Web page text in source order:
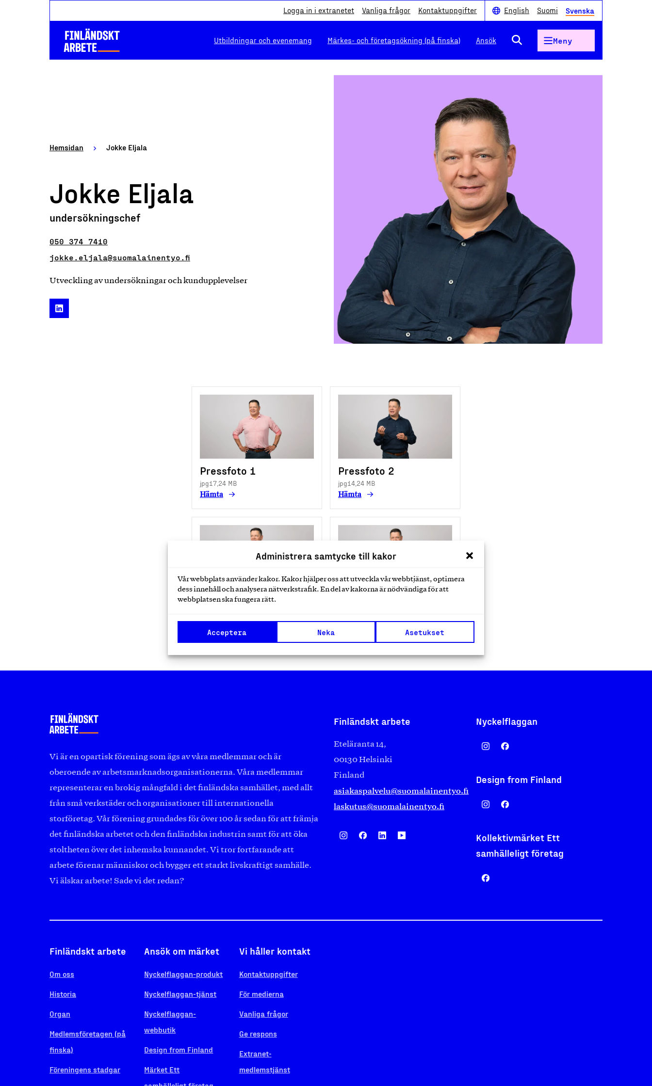
Administrera samtycke till kakor
Vår webbplats använder kakor. Kakor hjälper oss att utveckla vår webbtjänst, optimera
dess innehåll och analysera nätverkstrafik. En del av kakorna är nödvändiga för att
webbplatsen ska fungera rätt.
Acceptera Neka Asetukset
Logga in i extranetet Vanliga frågor Kontaktuppgifter English Suomi Svenska
Utbildningar och evenemang Märkes- och företagsökning (på finska) Ansök Meny
Hemsidan Jokke Eljala
Jokke Eljala
undersökningschef
050 374 7410
jokke.eljala@suomalainentyo.fi
Utveckling av undersökningar och kundupplevelser
Pressfoto 1
jpg17,24 MB
Hämta
Pressfoto 2
jpg14,24 MB
Hämta
Pressfoto 3
Hämta
Vi är en opartisk förening som ägs av våra medlemmar och är
oberoende av arbetsmarknadsorganisationerna. Våra medlemmar
representerar en brokig mångfald i det finländska samhället, med allt
från små verkstäder och organisationer till internationella
storföretag. Vår förening grundades för över 100 år sedan för att främja
det finländska arbetet och den finländska industrin samt för att öka
stoltheten över det inhemska kunnandet. Vi tror fortfarande att
arbete förenar människor och bygger ett starkt livskraftigt samhälle.
Vi älskar arbete! Sade vi det redan?
Finländskt arbete
Eteläranta 14,
00130 Helsinki
Finland
asiakaspalvelu@suomalainentyo.fi
laskutus@suomalainentyo.fi
Nyckelflaggan
Design from Finland
Kollektivmärket Ett
samhälleligt företag
Finländskt arbete
Om oss
Historia
Organ
Medlemsföretagen (på
finska)
Föreningens stadgar
Ansök om märket
Nyckelflaggan-produkt
Nyckelflaggan-tjänst
Nyckelflaggan-
webbutik
Design from Finland
Märket Ett
Vi håller kontakt
Kontaktuppgifter
För medierna
Vanliga frågor
Ge respons
Extranet-
medlemstjänst